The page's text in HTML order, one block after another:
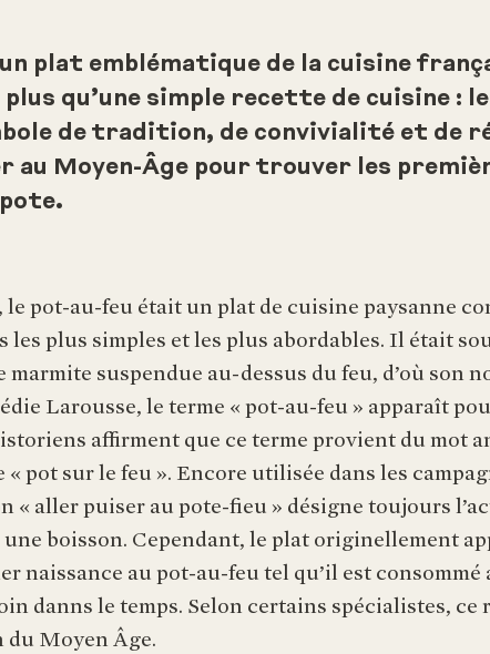
plat emblématique de la cuisine
plus qu’une simple recette de cuisine :
de tradition, de convivialité et de
au Moyen-Âge pour trouver les
le pot-au-feu était un plat de cuisine paysanne
les plus simples et les plus abordables. Il était
marmite suspendue au-dessus du feu, d’où son
Larousse, le terme « pot-au-feu » apparaît
affirment que ce terme provient du mot
pot sur le feu ». Encore utilisée dans les
« aller puiser au pote-fieu » désigne toujours
boisson. Cependant, le plat originellement
naissance au pot-au-feu tel qu’il est
danns le temps. Selon certains spécialistes, ce
du Moyen Âge.